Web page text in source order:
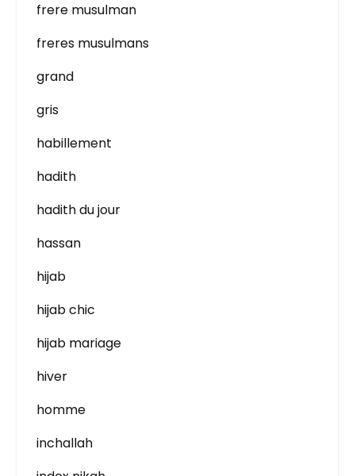
frere musulman
freres musulmans
grand
gris
habillement
hadith
hadith du jour
hassan
hijab
hijab chic
hijab mariage
hiver
homme
inchallah